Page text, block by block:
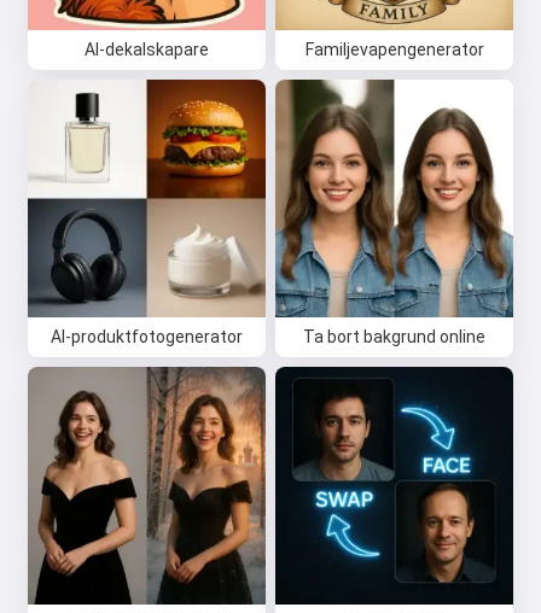
AI-dekalskapare Familjevapengenerator
AI-produktfotogenerator Ta bort bakgrund online
Hej 👋
Jag kan skapa låtar, skriva dikter
och gratulationer 🥰
Prova gratis
Jag accepterar: Användarvillkor
Integritetspolicy
Återbetalningspolicy